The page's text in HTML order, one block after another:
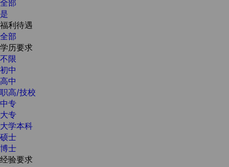
全部
是
福利待遇
全部
学历要求
不限
初中
高中
职高/技校
中专
大专
大学本科
硕士
博士
经验要求